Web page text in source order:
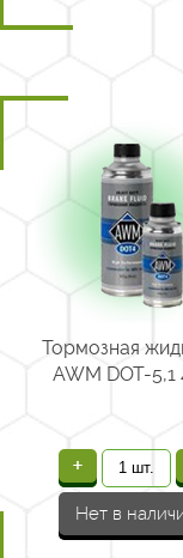
Тормозная
AWM DOT-5,1
+
Нет в